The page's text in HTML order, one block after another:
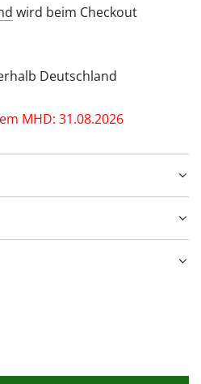
wird beim Checkout
Deutschland
MHD: 31.08.2026